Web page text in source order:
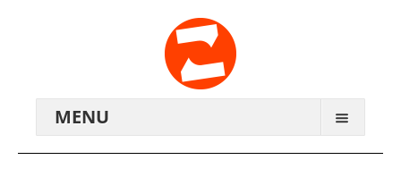
MENU
ARCHIV